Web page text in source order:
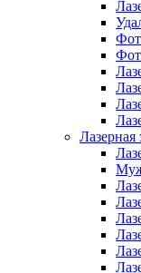
Лазерная